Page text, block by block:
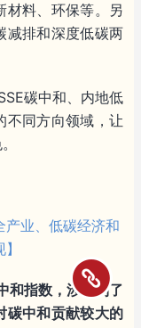
材料、环保等。另
减排和深度低碳两
碳中和、内地低
不同方向领域，让
产业、低碳经济和
和指数，涉及到了
碳中和贡献较大的